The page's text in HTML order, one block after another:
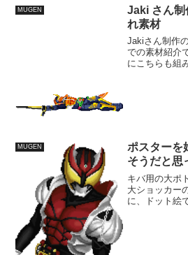
ームの発光
だし、演出上
MUGEN
Jaki さん
れ素材
Jakiさん制作
での素材紹介
にこちらも組
MUGEN
ポスターを
そうだと思
キバ用の大ポ
大ショッカー
に、ドット絵